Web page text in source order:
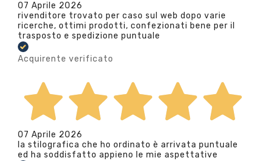
07 Aprile 2026
rivenditore trovato per caso sul web dopo varie
ricerche, ottimi prodotti, confezionati bene per il
trasposto e spedizione puntuale
Acquirente verificato
07 Aprile 2026
la stilografica che ho ordinato è arrivata puntuale
ed ha soddisfatto appieno le mie aspettative